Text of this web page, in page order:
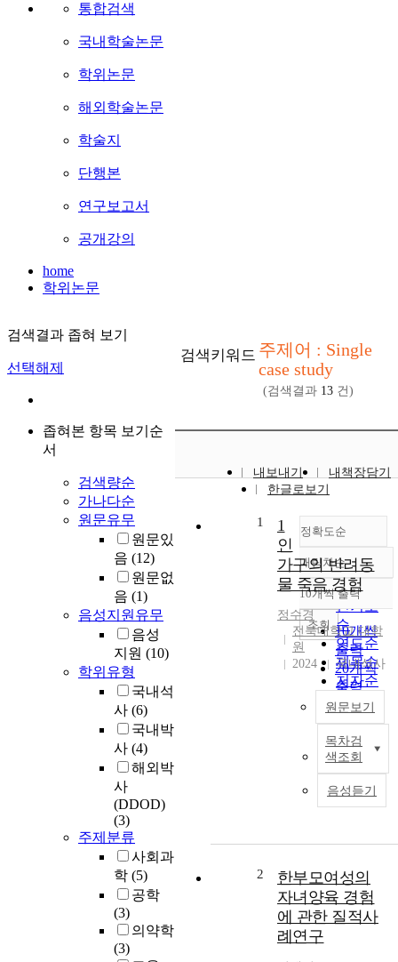
통합검색
국내학술논문
학위논문
해외학술논문
학술지
단행본
연구보고서
공개강의
home
학위논문
검색결과 좁혀 보기
선택해제
좁혀본 항목 보기순
서
검색량순
가나다순
원문유무
원문있
음 (12)
원문없
음 (1)
음성지원유무
음성
지원 (10)
학위유형
국내석
사 (6)
국내박
사 (4)
해외박
사
(DDOD)
(3)
주제분류
사회과
학 (5)
공학
(3)
의약학
(3)
검색키워드 주제어 : Single
case study
(검색결과 13 건)
내보내기
내책장담기
한글로보기
정확도순
정확도
순
인기도
순
연도순
제목순
저자순
발행기
내림차순
내림차순
10개씩 출력
10개씩
출력
20개씩
출력
30개씩
출력
50개씩
출력
출력
조회
1
1
인
가구의 반려동
물 죽음 경험
정수경
전북대학교 대학
원
2024
국내석사
원문보기
목차검
색조회
음성듣기
2
한부모여성의
자녀양육 경험
에 관한 질적사
례연구